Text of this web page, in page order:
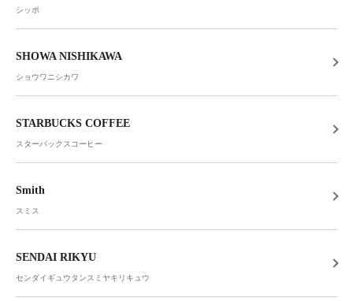
シッポ
SHOWA NISHIKAWA
ショウワニシカワ
STARBUCKS COFFEE
スターバックスコーヒー
Smith
スミス
SENDAI RIKYU
センダイギュウタンスミヤキリキュウ